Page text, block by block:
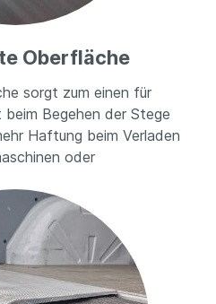
Oberfläche
sorgt zum einen für
Begehen der Stege
Haftung beim Verladen
oder